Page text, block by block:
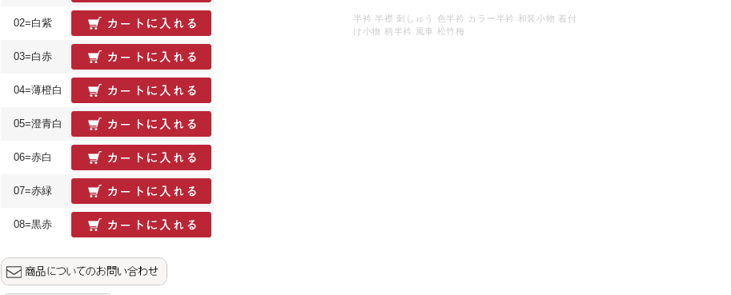
半衿 半襟 刺しゅう 色半衿 カラー半衿 和装小物 着付
け小物 柄半衿 風車 松竹梅
02=白紫
03=白赤
04=薄橙白
05=澄青白
06=赤白
07=赤緑
08=黒赤